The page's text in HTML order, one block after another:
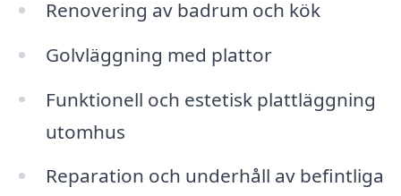
Renovering av badrum och kök
Golvläggning med plattor
Funktionell och estetisk plattläggning
utomhus
Reparation och underhåll av befintliga